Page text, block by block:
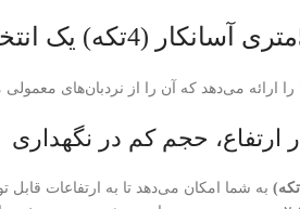
را ارائه می‌دهد که آن را از نردبان‌های
ارتفاع، حجم کم در نگهداری
به شما امکان می‌دهد تا به ارتفاعات